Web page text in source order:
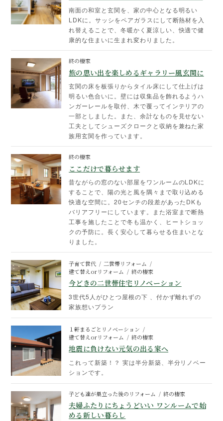
南面の和室と玄関を、家の中心となる明るい
LDKに。サッシをペアガラスにして断熱材を入
れ替えることで、冬暖かく夏涼しい、快適で健
康的な住まいに生まれ変わりました。
終の棲家
旅の思い出を楽しめるギャラリー風玄関に
玄関の床を板張りからタイル床にして仕上げは
明るい色合いに。壁には収集品を飾れるようハ
ンガーレールを取付、木で覆ってインテリアの
一部としました。また、余計なものを見せない
工夫としてシューズクロークと収納を兼ねた家
族用玄関を作っています。
終の棲家
ここだけで暮らせます
昔ながらの窓のない部屋をワンルームのLDKに
することで、陽の光と風を隅々まで取り込める
快適な空間に。20センチの段差があったDKも
バリアフリーにしています。また浴室まで断熱
工事を施したことで冬も温かく、ヒートショッ
クの予防に。長く安心して暮らせる住まいとな
りました。
子育て世代
二世帯リフォーム
建て替えorリフォーム
終の棲家
今どきの二世帯住宅リノベーション
3世代5人がひとつ屋根の下 、付かず離れずの
家族想いプラン
１軒まるごとリノベーション
建て替えorリフォーム
終の棲家
地震に負けない元気の出る家へ
これって新築！？ 実は半分新築、半分リノベー
ションです。
子ども達が巣立った後のリフォーム 終の棲家
夫婦ふたりにちょうどいい ワンルームで始
める新しい暮らし